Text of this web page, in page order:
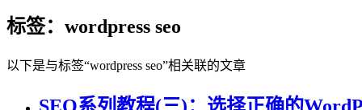
标签：wordpress seo
以下是与标签“wordpress seo”相关联的文章
SEO系列教程(三)：选择正确的